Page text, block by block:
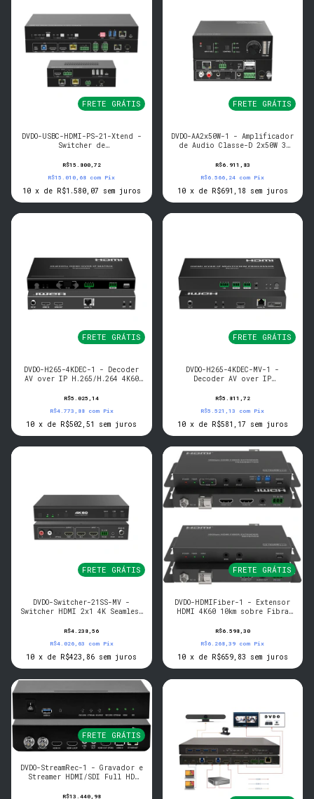
FRETE GRÁTIS
DVDO-USBC-HDMI-PS-21-Xtend -
Switcher de
USB-C e HDMI
R$15.800,72
R$15.010,68 com Pix
10 x de R$1.580,07 sem juros
FRETE GRÁTIS
DVDO-AA2x50W-1 - Amplificador
de Audio Classe-D 2x50W 3
R$6.911,83
R$6.566,24 com Pix
10 x de R$691,18 sem juros
FRETE GRÁTIS
DVDO-H265-4KDEC-1 - Decoder
AV over IP H.265/H.264 4K60
R$5.025,14
R$4.773,88 com Pix
10 x de R$502,51 sem juros
FRETE GRÁTIS
DVDO-H265-4KDEC-MV-1 -
Decoder AV over IP
Multiview
R$5.811,72
R$5.521,13 com Pix
10 x de R$581,17 sem juros
FRETE GRÁTIS
DVDO-Switcher-21SS-MV -
Switcher HDMI 2x1 4K Seamless
R$4.238,56
R$4.026,63
com Pix
10 x de R$423,86 sem juros
FRETE GRÁTIS
DVDO-HDMIFiber-1 - Extensor
HDMI 4K60 10km sobre Fibra
R$6.598,30
R$6.268,39 com Pix
10 x de R$659,83 sem juros
FRETE GRÁTIS
DVDO-StreamRec-1 - Gravador e
Streamer HDMI/SDI Full HD
R$13.440,98